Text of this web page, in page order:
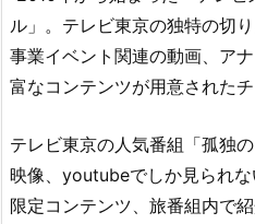
ル」。テレビ東京の独特の切
事業イベント関連の動画、ア
富なコンテンツが用意されたチ
テレビ東京の人気番組「孤独
映像、youtubeでしか見られ
限定コンテンツ、旅番組内で